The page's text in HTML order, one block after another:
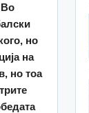
Во
но
на
но тоа